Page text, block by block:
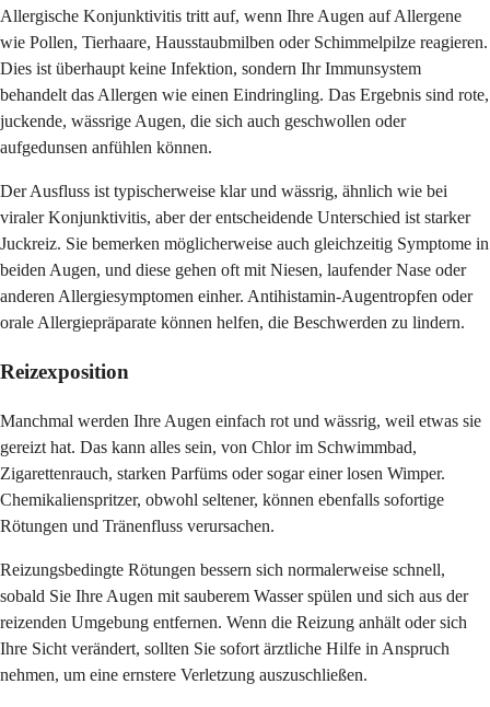
Allergische Konjunktivitis tritt auf, wenn Ihre Augen auf Allergene
wie Pollen, Tierhaare, Hausstaubmilben oder Schimmelpilze reagieren.
Dies ist überhaupt keine Infektion, sondern Ihr Immunsystem
behandelt das Allergen wie einen Eindringling. Das Ergebnis sind rote,
juckende, wässrige Augen, die sich auch geschwollen oder
aufgedunsen anfühlen können.
Der Ausfluss ist typischerweise klar und wässrig, ähnlich wie bei
viraler Konjunktivitis, aber der entscheidende Unterschied ist starker
Juckreiz. Sie bemerken möglicherweise auch gleichzeitig Symptome in
beiden Augen, und diese gehen oft mit Niesen, laufender Nase oder
anderen Allergiesymptomen einher. Antihistamin-Augentropfen oder
orale Allergiepräparate können helfen, die Beschwerden zu lindern.
Reizexposition
Manchmal werden Ihre Augen einfach rot und wässrig, weil etwas sie
gereizt hat. Das kann alles sein, von Chlor im Schwimmbad,
Zigarettenrauch, starken Parfüms oder sogar einer losen Wimper.
Chemikalienspritzer, obwohl seltener, können ebenfalls sofortige
Rötungen und Tränenfluss verursachen.
Reizungsbedingte Rötungen bessern sich normalerweise schnell,
sobald Sie Ihre Augen mit sauberem Wasser spülen und sich aus der
reizenden Umgebung entfernen. Wenn die Reizung anhält oder sich
Ihre Sicht verändert, sollten Sie sofort ärztliche Hilfe in Anspruch
nehmen, um eine ernstere Verletzung auszuschließen.